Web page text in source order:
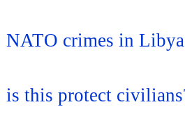
NATO crimes in Libya